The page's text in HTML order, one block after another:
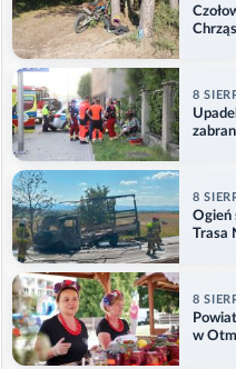
8
8
Ogień
Trasa
8
w